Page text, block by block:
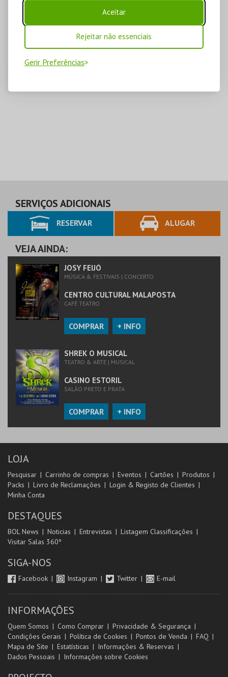
Aceitar
Rejeitar não essenciais
Gerir Preferências
SERVIÇOS ADICIONAIS
RESERVAR ALUGAR
VEJA AINDA:
JOSY FEIJÓ
MÚSICA & FESTIVAIS | CONCERTO
CENTRO CULTURAL MALAPOSTA
CAFÉ TEATRO
COMPRAR + INFO
SHREK O MUSICAL
TEATRO & ARTE | MUSICAL
CASINO ESTORIL
SALÃO PRETO E PRATA
COMPRAR + INFO
LOJA
Pesquisar Carrinho de compras Eventos Cartões
Produtos
Packs
Livro de Reclamações
Login & Registo de Clientes
Minha Conta
DESTAQUES
BOL News Noticias Entrevistas
Listagem Classificações
Visitar Salas 360º
SIGA-NOS
Facebook Instagram Twitter E-mail
INFORMAÇÕES
Quem Somos Como Comprar
Privacidade & Segurança
Condições Gerais
Política de Cookies Pontos de Venda
FAQ
Mapa de Site
Estatísticas
Informações & Reservas
Dados Pessoais
Informações sobre Cookies